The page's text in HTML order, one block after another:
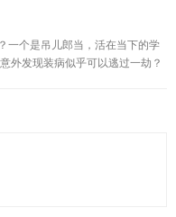
一个是吊儿郎当，活在当下的学
外发现装病似乎可以逃过一劫？
饰），她仿佛装了测谎雷达，总
在一次次谍对谍的较量中渐渐靠
白吧！告诉那个人：我就是有